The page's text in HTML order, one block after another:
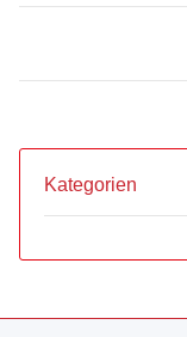
Kategorien